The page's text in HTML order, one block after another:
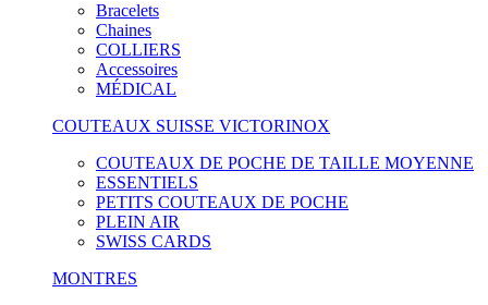
Bracelets
Chaines
COLLIERS
Accessoires
MÉDICAL
COUTEAUX SUISSE VICTORINOX
COUTEAUX DE POCHE DE TAILLE MOYENNE
ESSENTIELS
PETITS COUTEAUX DE POCHE
PLEIN AIR
SWISS CARDS
MONTRES